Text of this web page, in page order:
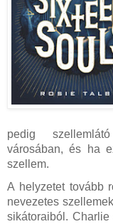
pedig
városában, és ha
szellem.
A helyzetet tovább
nevezetes
sikátoraiból.